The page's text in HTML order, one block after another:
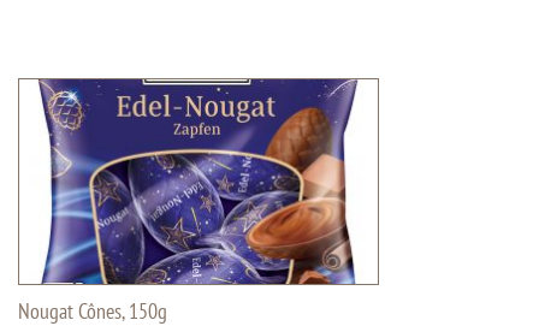
Nougat Cônes, 150g